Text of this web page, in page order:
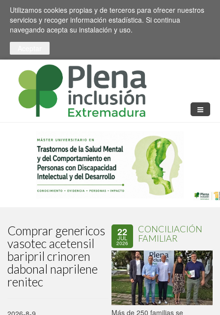
Pasar al contenido principal
Toggle high contrast
Utilizamos cookies propias y de terceros para ofrecer nuestros
servicios y recoger información estadística. Si continua
navegando acepta su instalación y uso.
Comprar genericos
vasotec acetensil
baripril crinoren
dabonal naprilene
renitec
22
JUL
2026
CONCILIACIÓN
FAMILIAR
Más de 250 familias se